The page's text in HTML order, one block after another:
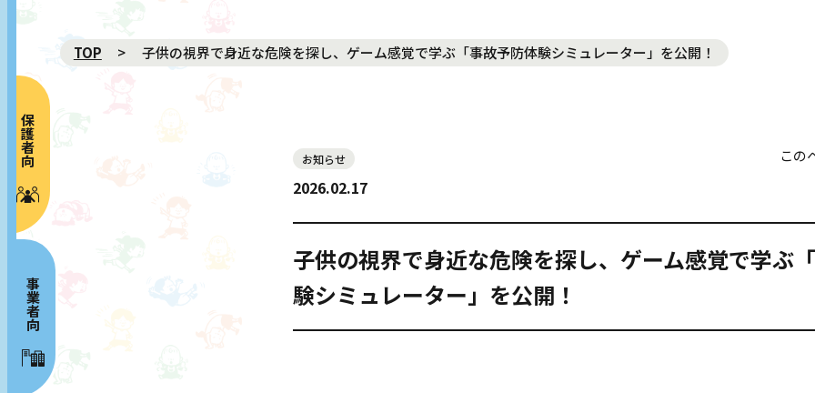
保護者向け
事業者向け
NEWS 新着
ABOUT プロジェクト概要
MOVIE 動画
GALLERY ギャラリー
RISK MAP リスクマップ
SPECIAL CONTENTS
TOP 子供の視界で身近な危険を探し、ゲーム感覚で学ぶ「事故予防体験シミュレーター」を公開！
お知らせ
2026.02.17
この
子供の視界で身近な危険を探し、ゲーム感覚で学ぶ
験シミュレーター」を公開！